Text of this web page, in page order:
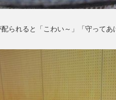
られると「こわい～」「守って